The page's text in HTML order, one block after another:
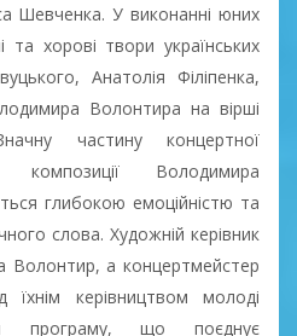
Шевченка. У виконанні юних
та хорові твори українських
Анатолія Філіпенка,
Волонтира на вірші
частину концертної
композиції Володимира
глибокою емоційністю та
слова. Художній керівник
Волонтир, а концертмейстер
керівництвом молоді
програму, що поєднує